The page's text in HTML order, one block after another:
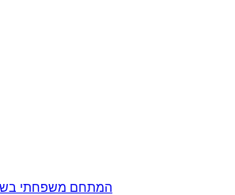
המתחם משפחתי בשואבה הבנוי סביב